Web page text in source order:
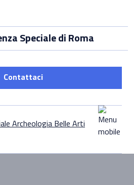
Speciale di Roma
Contattaci